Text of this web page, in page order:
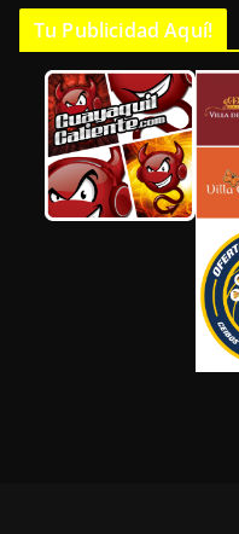
Tu Publicidad Aquí!